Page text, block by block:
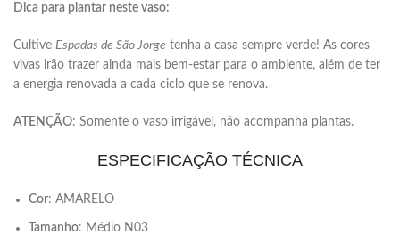
Dica para plantar neste vaso:
Cultive Espadas de São Jorge tenha a casa sempre verde! As cores
vivas irão trazer ainda mais bem-estar para o ambiente, além de ter
a energia renovada a cada ciclo que se renova.
ATENÇÃO: Somente o vaso irrigável, não acompanha plantas.
ESPECIFICAÇÃO TÉCNICA
Cor: AMARELO
Tamanho: Médio N03